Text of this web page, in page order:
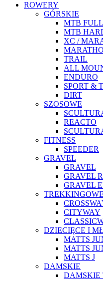
ROWERY
GÓRSKIE
MTB
MTB
XC /
TRAIL
ALL
ENDURO
SPORT &
DIRT
SZOSOWE
REACTO
FITNESS
SPEEDER
GRAVEL
GRAVEL
GRAVEL
GRAVEL
CITYWAY
DZIECIĘCE I
MATTS
MATTS
MATTS J
DAMSKIE
DAMSKIE